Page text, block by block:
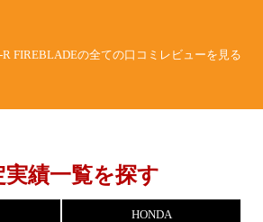
R FIREBLADEの全ての口コミレビューを見る
実績一覧を探す
HONDA